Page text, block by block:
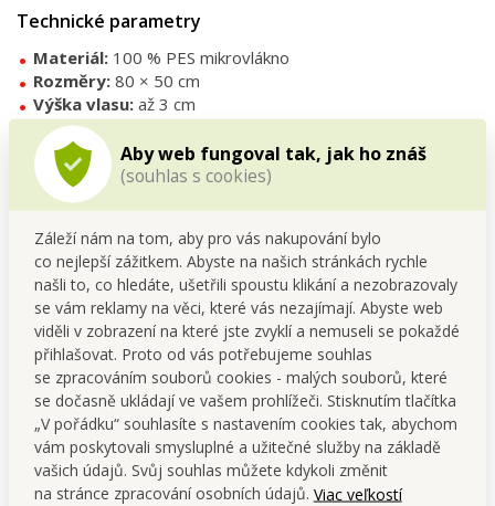
Aby web fungoval tak, jak ho znáš
(souhlas s cookies)
Záleží nám na tom, aby pro vás nakupování bylo
co nejlepší zážitkem. Abyste na našich stránkách rychle
našli to, co hledáte, ušetřili spoustu klikání a nezobrazovaly
se vám reklamy na věci, které vás nezajímají. Abyste web
viděli v zobrazení na které jste zvyklí a nemuseli se pokaždé
přihlašovat. Proto od vás potřebujeme souhlas
se zpracováním souborů cookies - malých souborů, které
se dočasně ukládají ve vašem prohlížeči. Stisknutím tlačítka
„V pořádku“ souhlasíte s nastavením cookies tak, abychom
vám poskytovali smysluplné a užitečné služby na základě
vašich údajů. Svůj souhlas můžete kdykoli změnit
na stránce zpracování osobních údajů. Viac veľkostí
Technické parametry
Materiál: 100 % PES mikrovlákno
Rozměry: 80 × 50 cm
Výška vlasu: až 3 cm
Barva:tyrkysová
Vlastnosti:hebká, savá, protiskluzová
Údržba
Nepoužívejte agresivní prostředky ani bělidla.
Nežehlete, nesušte v sušičce.
Po praní nechte volně proschnout.
Tipy na použití
Umístěte před vanou, sprchou nebo umyvadlem.
Vhodná do moderních i klasických koupelen.
Kombinujte s dalšími doplňky proharmonický vzhled
interiéru
Skvělý způsob, jak dodat koupelněútulnost i luxusní
vzhled.